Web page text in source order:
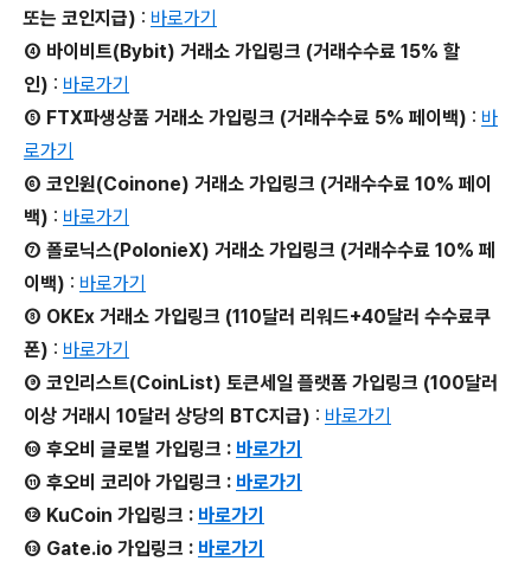
또는 코인지급) : 바로가기
④ 바이비트(Bybit) 거래소 가입링크 (거래수수료 15% 할
인) : 바로가기
⑤ FTX파생상품 거래소 가입링크 (거래수수료 5% 페이백) : 바
로가기
⑥ 코인원(Coinone) 거래소 가입링크 (거래수수료 10% 페이
백) : 바로가기
⑦ 폴로닉스(PolonieX) 거래소 가입링크 (거래수수료 10% 페
이백) : 바로가기
⑧ OKEx 거래소 가입링크 (110달러 리워드+40달러 수수료쿠
폰) : 바로가기
⑨ 코인리스트(CoinList) 토큰세일 플랫폼 가입링크 (100달러
이상 거래시 10달러 상당의 BTC지급) : 바로가기
⑩ 후오비 글로벌 가입링크 : 바로가기
⑪ 후오비 코리아 가입링크 : 바로가기
⑫ KuCoin 가입링크 : 바로가기
⑬ Gate.io 가입링크 : 바로가기